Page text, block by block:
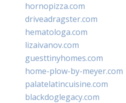
hornopizza.com
driveadragster.com
hematologa.com
lizaivanov.com
guesttinyhomes.com
home-plow-by-meyer.com
palatelatincuisine.com
blackdoglegacy.com